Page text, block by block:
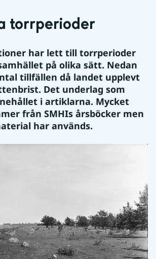
torrperioder
har lett till torrperioder
på olika sätt. Nedan
tillfällen då landet upplevt
Det underlag som
i artiklarna. Mycket
från SMHIs årsböcker men
har används.